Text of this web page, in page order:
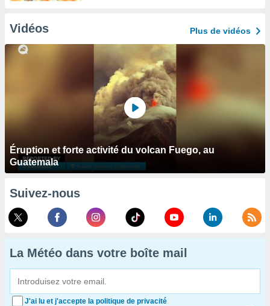
Vidéos Plus de vidéos
Éruption et forte activité du volcan Fuego, au
Guatemala
Suivez-nous
La Météo dans votre boîte mail
J'ai lu et j'accepte la politique de privacité